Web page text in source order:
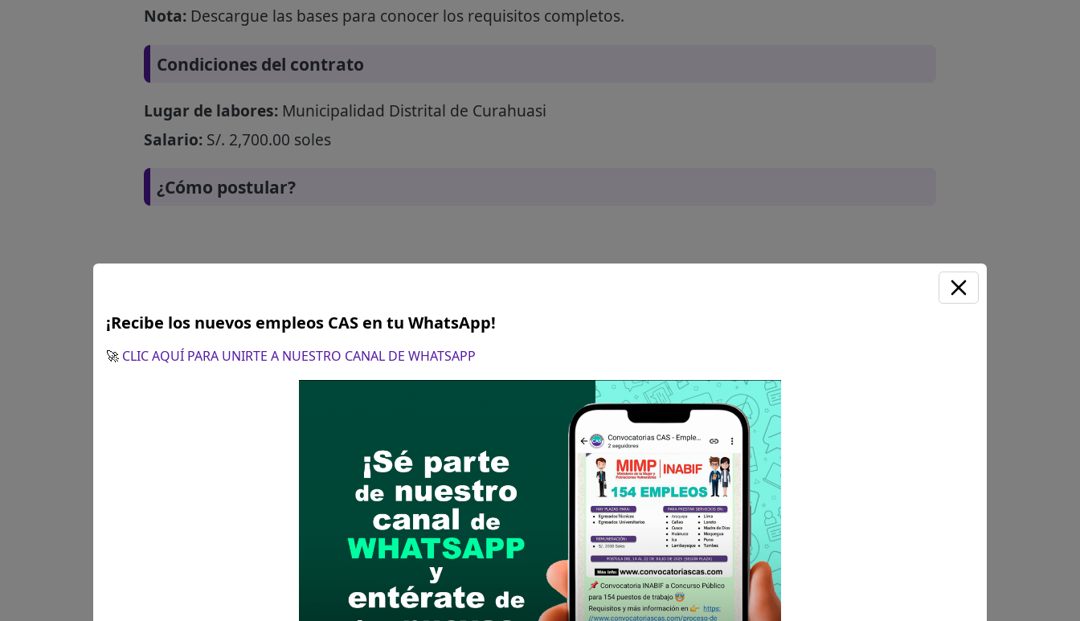
Nota:Descargue las bases para conocer los requisitos completos.
Condiciones del contrato
Lugar de labores:Municipalidad Distrital de Curahuasi
Salario:S/. 2,700.00 soles
¿Cómo postular?
26 de febrero del 2024
POSTULACIÓN: Presentación de expediente (hoja de vida documentada), en Mesa de
Partes de la Municipalidad Distrital de Curahuasi sito en Av. Santa Catalina Nº 306. Debiendo consignar lo
siguiente: ASUNTO:........... codigo N°….., Puesto:...........
Recomendaciones para postular
¡Recibe los nuevos empleos CAS en tu WhatsApp!
🚀 CLIC AQUÍ PARA UNIRTE A NUESTRO CANAL DE WHATSAPP